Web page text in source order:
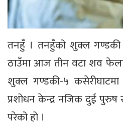
तनहुँ । तनहुँको शुक्ल गण्डकी
ठाउँमा आज तीन वटा शव
शुक्ल गण्डकी-५ कसेरीघाटमा
प्रशोधन केन्द्र नजिक दुई
परेको हो ।